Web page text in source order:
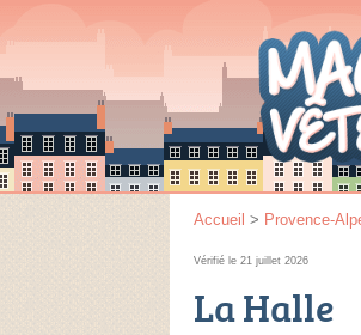
Accueil > Provence-
Vérifié le 21 juillet 2026
La Halle